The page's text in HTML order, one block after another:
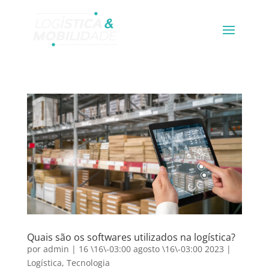
Quais são os softwares utilizados na logística?
por admin | 16 \16\-03:00 agosto \16\-03:00 2023 |
Logística, Tecnologia